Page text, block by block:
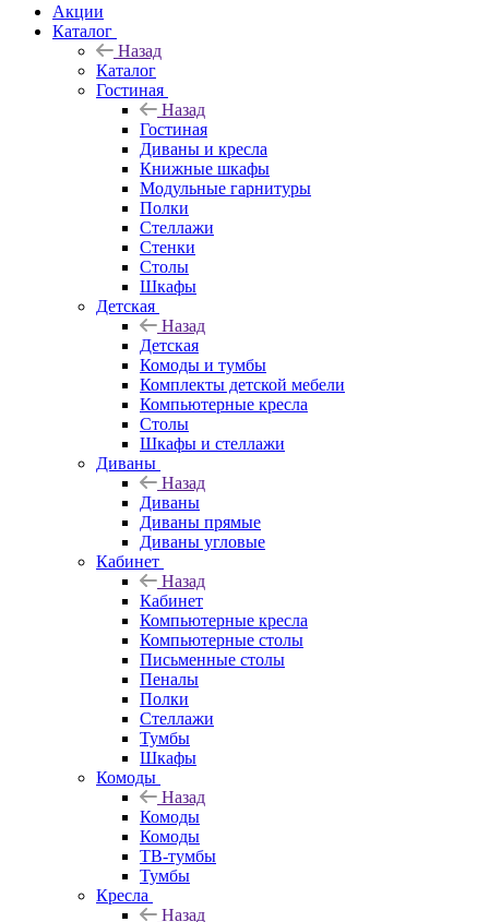
Акции
Каталог
Назад
Каталог
Гостиная
Назад
Гостиная
Диваны и кресла
Книжные шкафы
Модульные гарнитуры
Полки
Стеллажи
Стенки
Столы
Шкафы
Детская
Назад
Детская
Комоды и тумбы
Комплекты детской мебели
Компьютерные кресла
Столы
Шкафы и стеллажи
Диваны
Назад
Диваны
Диваны прямые
Диваны угловые
Кабинет
Назад
Кабинет
Компьютерные кресла
Компьютерные столы
Письменные столы
Пеналы
Полки
Стеллажи
Тумбы
Шкафы
Комоды
Назад
Комоды
Комоды
ТВ-тумбы
Тумбы
Кресла
Назад